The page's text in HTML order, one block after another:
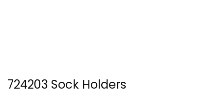
724203 Sock Holders